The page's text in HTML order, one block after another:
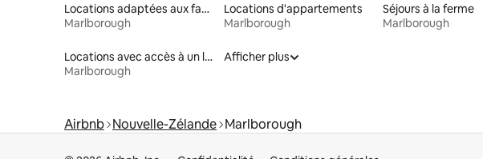
Locations adaptées aux familles
Marlborough
Locations d'appartements
Marlborough
Séjours à la ferme
Marlborough
Locations avec accès à un lac
Marlborough
Afficher plus
Airbnb Nouvelle-Zélande Marlborough